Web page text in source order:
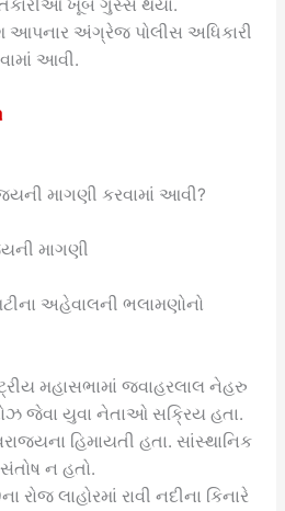
ખૂબ ગુસ્સે થયા.
આપનાર અંગ્રેજ પોલીસ અધિકારી
આવી.
માગણી કરવામાં આવી?
માગણી
અહેવાલની ભલામણોનો
મહાસભામાં જવાહરલાલ નેહરુ
જેવા યુવા નેતાઓ સક્રિય હતા.
હિમાયતી હતા. સાંસ્થાનિક
ન હતો.
રોજ લાહોરમાં રાવી નદીના કિનારે